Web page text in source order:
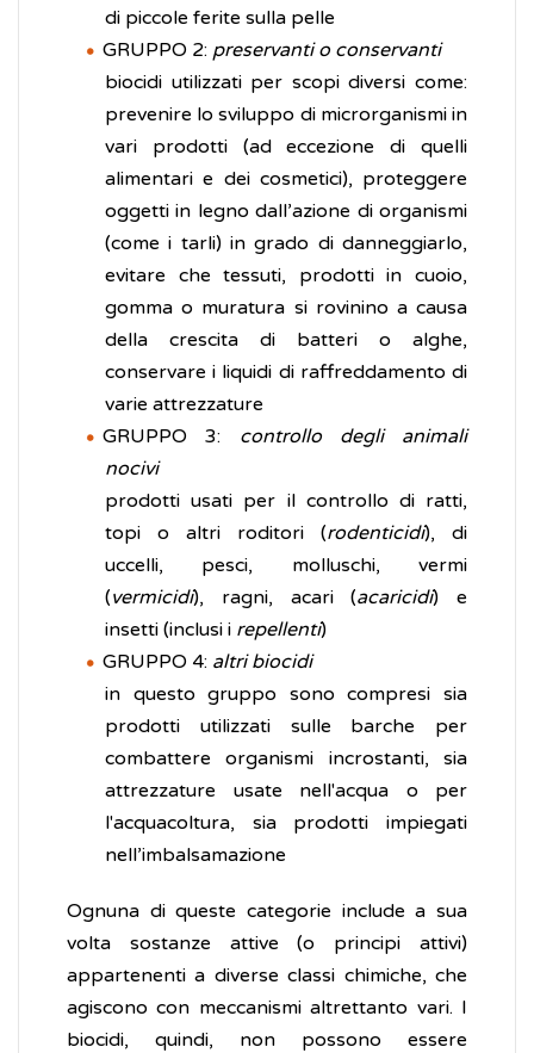
di piccole ferite sulla pelle
GRUPPO 2: preservanti o conservanti
biocidi utilizzati per scopi diversi come:
prevenire lo sviluppo di microrganismi in
vari prodotti (ad eccezione di quelli
alimentari e dei cosmetici), proteggere
oggetti in legno dall’azione di organismi
(come i tarli) in grado di danneggiarlo,
evitare che tessuti, prodotti in cuoio,
gomma o muratura si rovinino a causa
della crescita di batteri o alghe,
conservare i liquidi di raffreddamento di
varie attrezzature
GRUPPO 3: controllo degli animali
nocivi
prodotti usati per il controllo di ratti,
topi o altri roditori (rodenticidi), di
uccelli, pesci, molluschi, vermi
(vermicidi), ragni, acari (acaricidi) e
insetti (inclusi i repellenti)
GRUPPO 4: altri biocidi
in questo gruppo sono compresi sia
prodotti utilizzati sulle barche per
combattere organismi incrostanti, sia
attrezzature usate nell'acqua o per
l'acquacoltura, sia prodotti impiegati
nell’imbalsamazione
Ognuna di queste categorie include a sua
volta sostanze attive (o principi attivi)
appartenenti a diverse classi chimiche, che
agiscono con meccanismi altrettanto vari. I
biocidi, quindi, non possono essere